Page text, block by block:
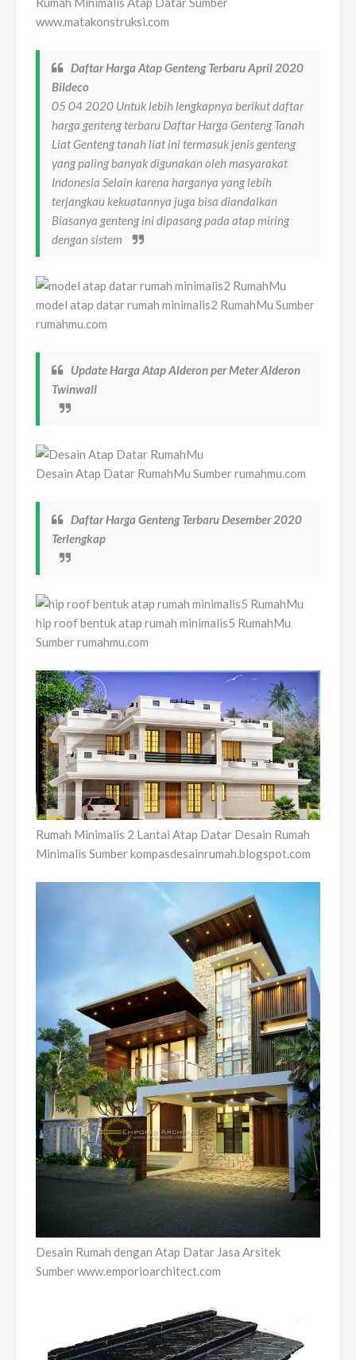
www.matakonstruksi.com
Daftar Harga Atap Genteng Terbaru April 2020
Bildeco
05 04 2020 Untuk lebih lengkapnya berikut daftar
harga genteng terbaru Daftar Harga Genteng Tanah
Liat Genteng tanah liat ini termasuk jenis genteng
yang paling banyak digunakan oleh masyarakat
Indonesia Selain karena harganya yang lebih
terjangkau kekuatannya juga bisa diandalkan
Biasanya genteng ini dipasang pada atap miring
dengan sistem
model atap datar rumah minimalis2 RumahMu Sumber
rumahmu.com
Update Harga Atap Alderon per Meter Alderon
Twinwall
Desain Atap Datar RumahMu Sumber rumahmu.com
Daftar Harga Genteng Terbaru Desember 2020
Terlengkap
hip roof bentuk atap rumah minimalis5 RumahMu
Sumber rumahmu.com
Rumah Minimalis 2 Lantai Atap Datar Desain Rumah
Minimalis Sumber kompasdesainrumah.blogspot.com
Desain Rumah dengan Atap Datar Jasa Arsitek
Sumber www.emporioarchitect.com